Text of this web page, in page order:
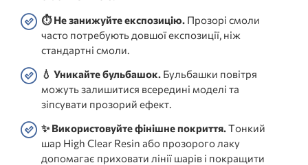
⏱️ Не занижуйте експозицію. Прозорі смоли
часто потребують довшої експозиції, ніж
стандартні смоли.
💧 Уникайте бульбашок. Бульбашки повітря
можуть залишитися всередині моделі та
зіпсувати прозорий ефект.
✨ Використовуйте фінішне покриття. Тонкий
шар High Clear Resin або прозорого лаку
допомагає приховати лінії шарів і покращити